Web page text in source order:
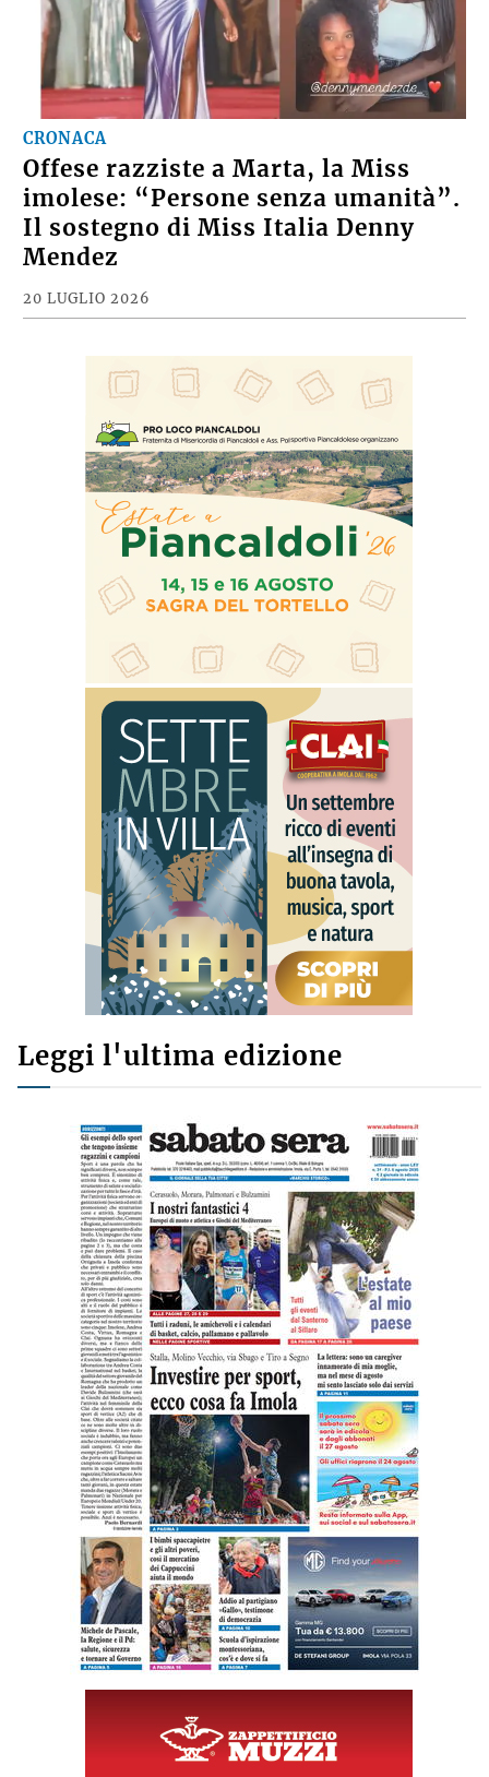
CRONACA
Offese razziste a Marta, la Miss
imolese: “Persone senza umanità”.
Il sostegno di Miss Italia Denny
Mendez
20 LUGLIO 2026
Leggi l'ultima edizione